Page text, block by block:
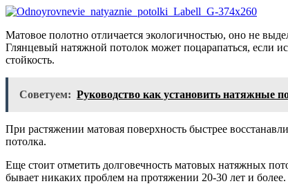
Матовое полотно отличается экологичностью, оно не
Глянцевый натяжной потолок может поцарапаться, если
стойкость.
Советуем: Руководство как установить натяжные
При растяжении матовая поверхность быстрее
потолка.
Еще стоит отметить долговечность матовых натяжных
бывает никаких проблем на протяжении 20-30 лет и